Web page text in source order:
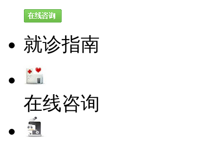
就诊指南
在线咨询